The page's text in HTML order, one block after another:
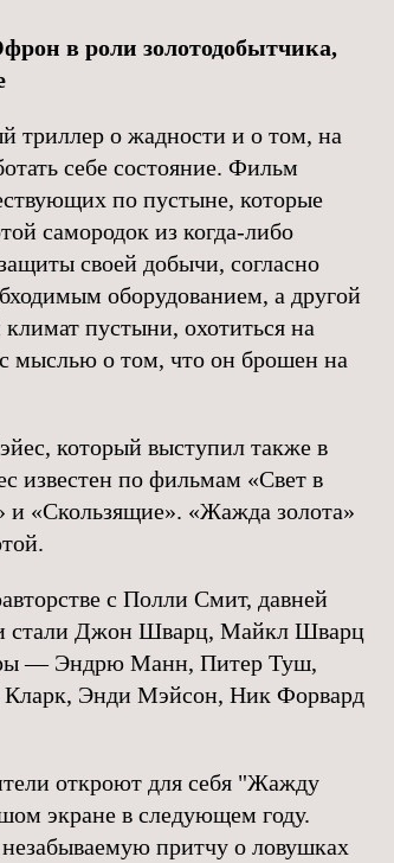
в роли золотодобытчика,
триллер о жадности и о том, на
себе состояние. Фильм
по пустыне, которые
самородок из когда-либо
своей добычи, согласно
оборудованием, а другой
пустыни, охотиться на
мыслью о том, что он брошен на
который выступил также в
известен по фильмам «Свет в
«Скользящие». «Жажда золота»
с Полли Смит, давней
стали Джон Шварц, Майкл Шварц
— Эндрю Манн, Питер Туш,
Энди Мэйсон, Ник Форвард
откроют для себя "Жажду
экране в следующем году.
притчу о ловушках